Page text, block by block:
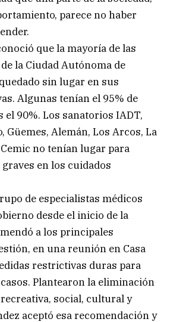
parece no haber
que la mayoría de las
la Ciudad Autónoma de
sin lugar en sus
Algunas tenían el 95% de
el 90%. Los sanatorios IADT,
Güemes, Alemán, Los Arcos, La
no tenían lugar para
en los cuidados
de especialistas médicos
desde el inicio de la
a los principales
en una reunión en Casa
restrictivas duras para
Plantearon la eliminación
social, cultural y
aceptó esa recomendación y